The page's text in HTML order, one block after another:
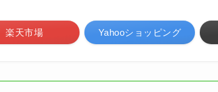
楽天市場 Yahooショッピング